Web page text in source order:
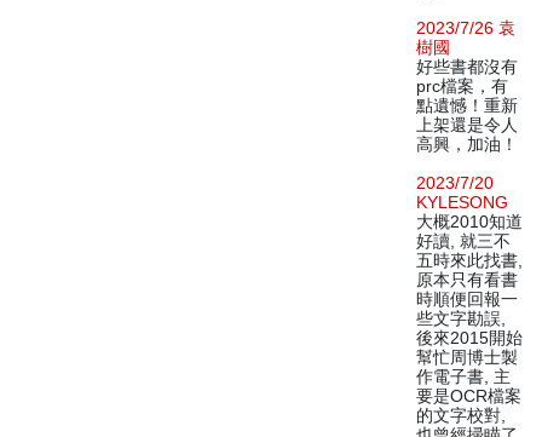
2023/7/26 袁
樹國
好些書都沒有
prc檔案，有
點遺憾！重新
上架還是令人
高興，加油！
2023/7/20
KYLESONG
大概2010知道
好讀, 就三不
五時來此找書,
原本只有看書
時順便回報一
些文字勘誤,
後來2015開始
幫忙周博士製
作電子書, 主
要是OCR檔案
的文字校對,